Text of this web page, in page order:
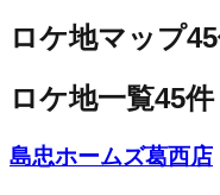
ロケ地マップ45
ロケ地一覧45件
島忠ホームズ葛西店